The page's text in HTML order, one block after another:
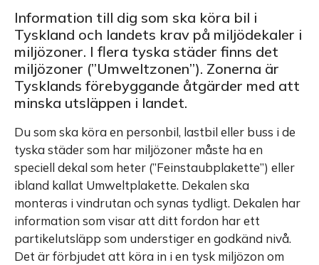
Information till dig som ska köra bil i
Tyskland och landets krav på miljödekaler i
miljözoner. I flera tyska städer finns det
miljözoner (”Umweltzonen”). Zonerna är
Tysklands förebyggande åtgärder med att
minska utsläppen i landet.
Du som ska köra en personbil, lastbil eller buss i de
tyska städer som har miljözoner måste ha en
speciell dekal som heter (”Feinstaubplakette”) eller
ibland kallat Umweltplakette. Dekalen ska
monteras i vindrutan och synas tydligt. Dekalen har
information som visar att ditt fordon har ett
partikelutsläpp som understiger en godkänd nivå.
Det är förbjudet att köra in i en tysk miljözon om